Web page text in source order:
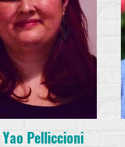
Pelliccioni